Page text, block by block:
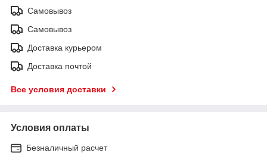
Самовывоз
Самовывоз
Доставка курьером
Доставка почтой
Все условия доставки
Условия оплаты
Безналичный расчет